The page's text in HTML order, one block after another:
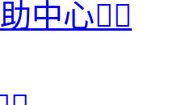
中心